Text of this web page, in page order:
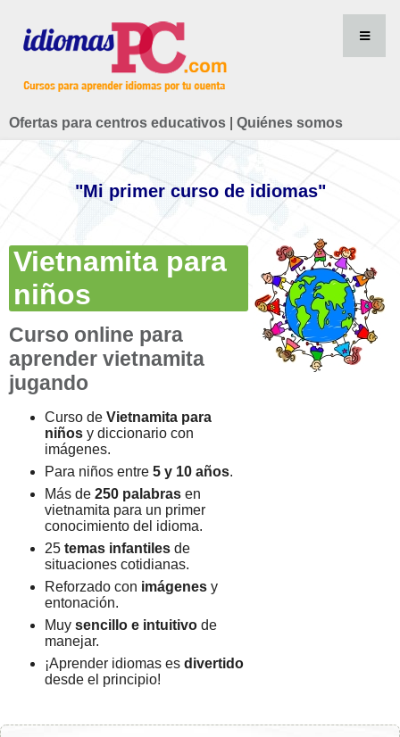
Ofertas para centros educativos Quiénes somos
"Mi primer curso de idiomas"
Vietnamita para
niños
Curso online para
aprender vietnamita
jugando
Curso de Vietnamita para
niños y diccionario con
imágenes.
Para niños entre 5 y 10 años.
Más de 250 palabras en
vietnamita para un primer
conocimiento del idioma.
25 temas infantiles de
situaciones cotidianas.
Reforzado con imágenes y
entonación.
Muy sencillo e intuitivo de
manejar.
¡Aprender idiomas es divertido
desde el principio!